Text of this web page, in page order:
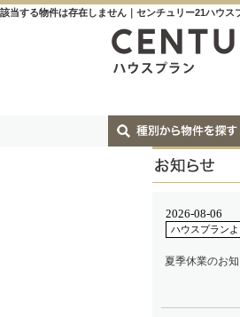
該当する物件は存在しません｜センチュリー21ハウス